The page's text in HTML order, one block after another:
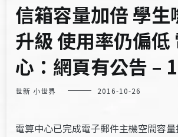
信箱容量加倍 學生
升級 使用率仍偏低
心：網頁有公告 –
世新 小世界 2016-10-26
電算中心已完成電子郵件主機空間容